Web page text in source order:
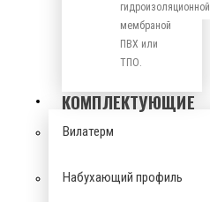
гидроизоляционной
мембраной
ПВХ или
ТПО.
КОМПЛЕКТУЮЩИЕ
Вилатерм
Набухающий профиль